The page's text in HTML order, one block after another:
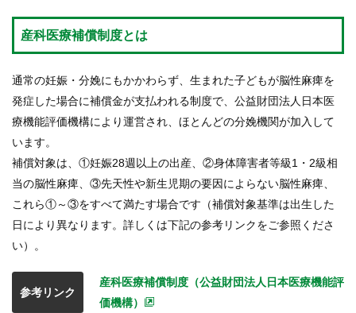
産科医療補償制度とは
通常の妊娠・分娩にもかかわらず、生まれた子どもが脳性麻痺を
発症した場合に補償金が支払われる制度で、公益財団法人日本医
療機能評価機構により運営され、ほとんどの分娩機関が加入して
います。
補償対象は、①妊娠28週以上の出産、②身体障害者等級1・2級相
当の脳性麻痺、③先天性や新生児期の要因によらない脳性麻痺、
これら①～③をすべて満たす場合です（補償対象基準は出生した
日により異なります。詳しくは下記の参考リンクをご参照くださ
い）。
参考リンク
産科医療補償制度（公益財団法人日本医療機能評
価機構）